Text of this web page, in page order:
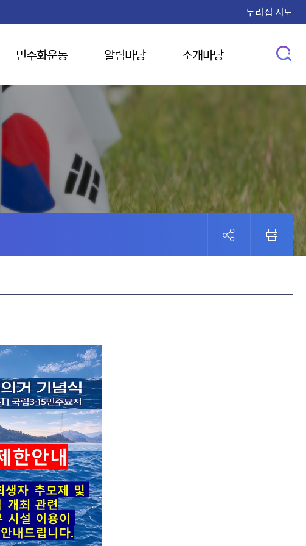
누리집 지도
민주화운동 알림마당 소개마당